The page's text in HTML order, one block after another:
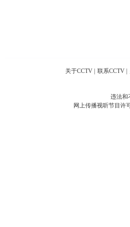
关于CCTV 联系CCTV
违法和
网上传播视听节目许